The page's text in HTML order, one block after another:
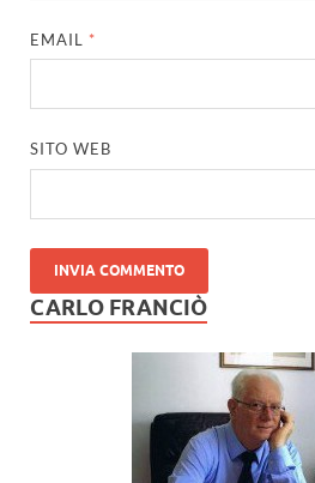
EMAIL *
SITO WEB
CARLO FRANCIÒ